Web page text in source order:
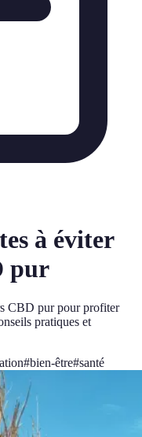
à éviter
pur
CBD pur pour profiter
pratiques et
#bien-être#santé